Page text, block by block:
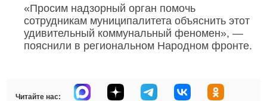
«Просим надзорный орган помочь
сотрудникам муниципалитета объяснить этот
удивительный коммунальный феномен», —
пояснили в региональном Народном фронте.
Читайте нас: